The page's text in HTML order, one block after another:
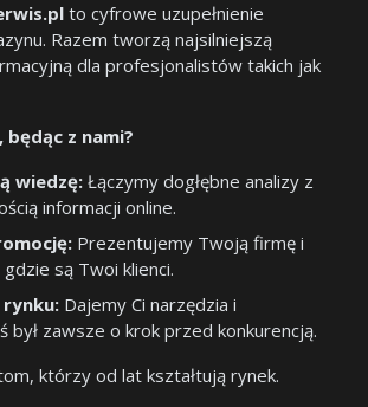
to cyfrowe uzupełnienie
Razem tworzą najsilniejszą
dla profesjonalistów takich jak
będąc z nami?
wiedzę: Łączymy dogłębne analizy z
informacji online.
Prezentujemy Twoją firmę i
są Twoi klienci.
rynku: Dajemy Ci narzędzia i
był zawsze o krok przed konkurencją.
którzy od lat kształtują rynek.